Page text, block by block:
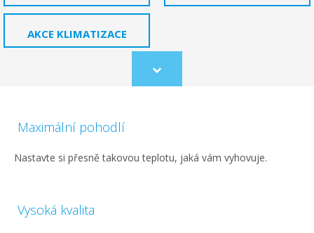
AKCE KLIMATIZACE
Scroll
to
Maximální pohodlí
Nastavte si přesně takovou teplotu, jaká vám vyhovuje.
Vysoká kvalita